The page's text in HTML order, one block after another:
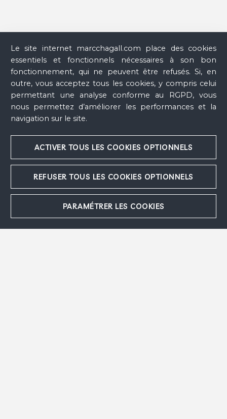
Le site internet marcchagall.com place des cookies
essentiels et fonctionnels nécessaires à son bon
fonctionnement, qui ne peuvent être refusés. Si, en
outre, vous acceptez tous les cookies, y compris celui
permettant une analyse conforme au RGPD, vous
nous permettez d’améliorer les performances et la
navigation sur le site.
ACTIVER TOUS LES COOKIES OPTIONNELS
REFUSER TOUS LES COOKIES OPTIONNELS
PARAMÉTRER LES COOKIES
Archives & Catalogue raisonné Marc Chagall
Comité Marc Chagall
Droits et reproductions
Musée national Marc Chagall, Nice